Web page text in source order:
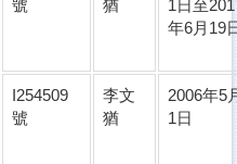
號 猶
1日至
年6月19
I254509
號
李文
猶
2006年5
1日